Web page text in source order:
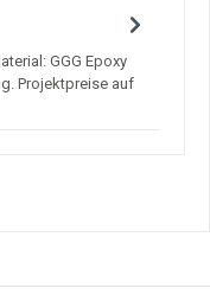
GGG Epoxy
Projektpreise auf